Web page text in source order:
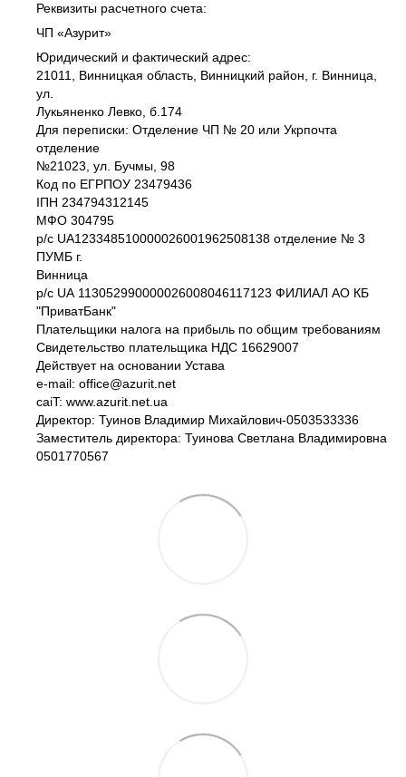
Реквизиты расчетного счета:
ЧП «Азурит»
Юридический и фактический адрес:
21011, Винницкая область, Винницкий район, г. Винница,
ул.
Лукьяненко Левко, б.174
Для переписки: Отделение ЧП № 20 или Укрпочта
отделение
№21023, ул. Бучмы, 98
Код по ЕГРПОУ 23479436
IПH 234794312145
МФО 304795
р/с UA123348510000026001962508138 отделение № 3
ПУМБ г.
Винница
р/с UА 113052990000026008046117123 ФИЛИАЛ АО КБ
"ПриватБанк"
Плательщики налога на прибыль по общим требованиям
Свидетельство плательщика НДС 16629007
Действует на основании Устава
e-mail: office@azurit.net
caiT: www.azurit.net.ua
Директор: Туинов Владимир Михайлович-0503533336
Заместитель директора: Туинова Светлана Владимировна
0501770567